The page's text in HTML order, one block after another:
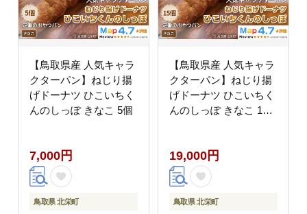
【鳥取県産 人気キャラ
クターパン】ねじり揚
げドーナツ ひこいちく
んのしっぽ きなこ 5個
7,000円
鳥取県 北栄町
【鳥取県産 人気キャラ
クターパン】ねじり揚
げドーナツ ひこいちく
んのしっぽ きなこ 15
19,000円
鳥取県 北栄町